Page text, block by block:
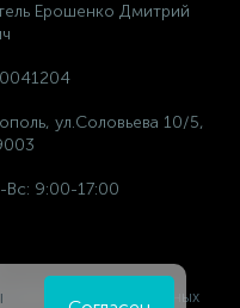
Ерошенко Дмитрий
ул.Соловьева 10/5,
9:00-17:00
персональных